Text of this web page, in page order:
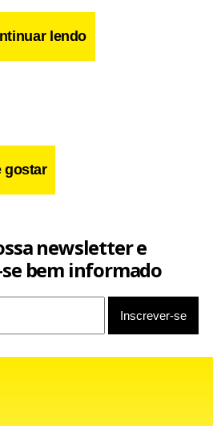
o estado de saúde da paciente
que a criança também não possui
lendo
gostar
newsletter e
bem informado